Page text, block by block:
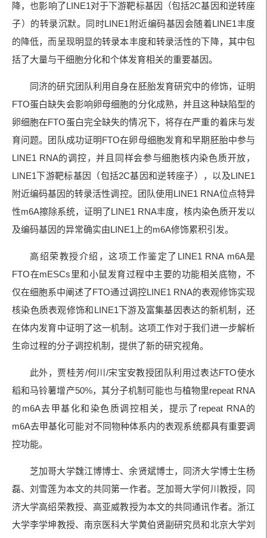
降，也影响了LINE1对于下游靶标基因（包括2C基因和逆转座
子）的转录沉默。同时LINE1附近编码基因会随着LINE1丰度
的降低，而呈现明显的转录本丰度和转录活性的下降，其中包
括了大量与干细胞分化和个体发育相关的重要基因。
同济的研究团队利用自身在胚胎发育研究中的修饰，证明
FTO蛋白缺失会影响卵母细胞的分化成熟，并且这种缺陷型的
卵细胞在FTO蛋白完全缺失的情况下，将存在严重的着床与发
育问题。团队成功证明FTO在卵母细胞发育和早期胚胎中参与
LINE1 RNA的调控，并且同样会参与细胞核内染色质开放，
LINE1下游靶标基因（包括2C基因和逆转座子），以及LINE1
附近编码基因的转录活性调控。团队使用LINE1 RNA位点特异
性m6A擦除系统，证明了LINE1 RNA丰度，核内染色质开发以
及编码基因的异常确实由LINE1上的m6A修饰累积引发。
高绍荣教授介绍，这项工作鉴定了LINE1 RNA m6A是
FTO在mESCs里和小鼠发育过程中主要的功能相关底物，不
仅在细胞系中阐述了FTO通过调控LINE1 RNA的表观修饰实现
核染色质表观修饰和LINE1下游及富集基因表达的新机制，还
在体内发育中证明了这一机制。这项工作对于我们进一步解析
生命过程的分子调控机制，提供了新的研究视角。
此外，贾桂芳/何川/宋宝安教授团队利用过表达FTO使水
稻和马铃薯增产50%，其分子机制可能也与植物里repeat RNA
的m6A去甲基化和染色质调控相关，提示了repeat RNA的
m6A去甲基化可能对不同物种体系内的表观系统都具有重要调
控功能。
芝加哥大学魏江博博士、余贤斌博士，同济大学博士生杨
磊、刘雪莲为本文的共同第一作者。芝加哥大学何川教授，同
济大学高绍荣教授、高亚威教授为本文的共同通讯作者。浙江
大学李学坤教授、南京医科大学黄伯贤副研究员和北京大学刘